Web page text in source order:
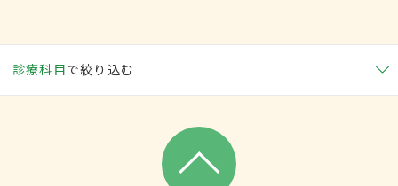
診療科目で絞り込む